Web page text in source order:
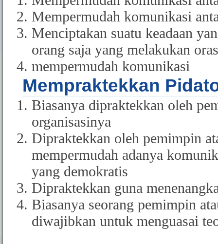
Mempermudah komunikasi
Menciptakan suatu keadaan
orang saja yang melakukan
mempermudah komunikasi
Mempraktekkan
Biasanya dipraktekkan oleh
organisasinya
Dipraktekkan oleh pemimpin
mempermudah adanya
yang demokratis
Dipraktekkan guna
Biasanya seorang pemimpin
diwajibkan untuk menguasai